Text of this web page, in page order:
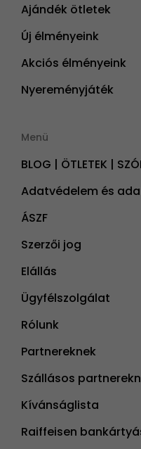
Ajándék ötletek
Új élményeink
Akciós élményeink
Nyereményjáték
Menü
BLOG | ÖTLETEK |
Adatvédelem és
ÁSZF
Szerzői jog
Elállás
Ügyfélszolgálat
Rólunk
Partnereknek
Szállásos
Kívánságlista
Raiffeisen